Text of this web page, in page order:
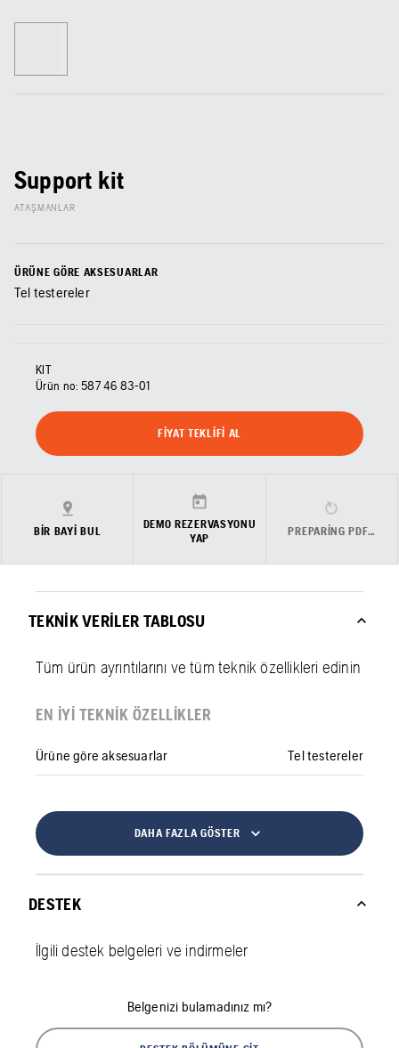
Support kit
ATAŞMANLAR
ÜRÜNE GÖRE AKSESUARLAR
Tel testereler
KIT
Ürün no: 587 46 83‑01
FIYAT TEKLIFI AL
BIR BAYI BUL
DEMO REZERVASYONU
YAP
PREPARING PDF…
TEKNIK VERILER TABLOSU
Tüm ürün ayrıntılarını ve tüm teknik özellikleri edinin
EN IYI TEKNIK ÖZELLIKLER
Ürüne göre aksesuarlar Tel testereler
DAHA FAZLA GÖSTER
DESTEK
İlgili destek belgeleri ve indirmeler
Belgenizi bulamadınız mı?